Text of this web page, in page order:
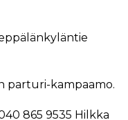
parturi-kampaamo.
865 9535 Hilkka